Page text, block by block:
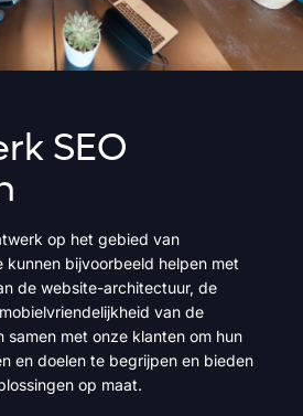
SEO
op het gebied van
kunnen bijvoorbeeld helpen met
de website-architectuur, de
van de
samen met onze klanten om hun
en doelen te begrijpen en bieden
op maat.